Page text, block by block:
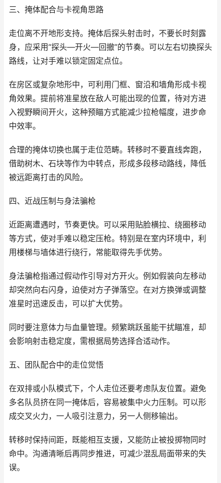
三、掩体配合与卡视角思路
走位离不开地形支持。掩体后探头射击时，不要长时刻露
身，应采用“探头—开火—回撤”的节奏。可以左右切换探头
路线，让对手难以锁定固定点位。
在房区或复杂地形中，可利用门框、窗沿和墙角形成卡视
角效果。提前将准星放在敌人可能出现的位置，待对方进
入视野瞬间开火，这种预瞄方式能减少拉枪幅度，进步命
中效率。
合理的掩体切换也属于走位范畴。转移时不要直线奔跑，
借助树木、石块等作为中转点，形成多段移动路线，降低
被远距离打击的风险。
四、近战压制与身法骗枪
近距离遭遇时，节奏更快。可以采用贴脸横拉、绕圈移动
等方式，使对手难以稳定压枪。特别是在室内环境中，利
用楼梯与墙体进行绕行，常能取得先手优势。
身法骗枪指通过假动作引导对方开火。例如假装向左移动
却突然向右闪身，迫使对方子弹落空。在对方换弹或调整
准星时迅速反击，可以扩大优势。
同时要注意体力与血量管理。频繁跳跃虽能干扰瞄准，却
会影响射击稳定度，需根据局势选择合适动作。
五、团队配合中的走位觉悟
在双排或小队模式下，个人走位还要考虑队友位置。避免
多名队员挤在同一掩体后，容易被集中火力压制。可以形
成交叉火力，一人吸引注意力，另一人侧移输出。
转移时保持间距，既能相互支援，又能防止被投掷物同时
命中。沟通清晰后再同步推进，可减少混乱局面带来的失
误。